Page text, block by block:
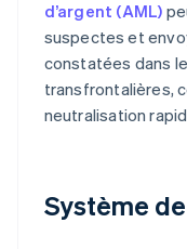
d’argent (AML)
suspectes et
constatées dans
transfrontalières,
neutralisation
Système